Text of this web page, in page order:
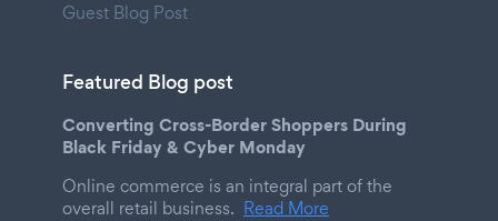
Guest Blog Post
Featured Blog post
Converting Cross-Border Shoppers During
Black Friday & Cyber Monday
Online commerce is an integral part of the
overall retail business. Read More